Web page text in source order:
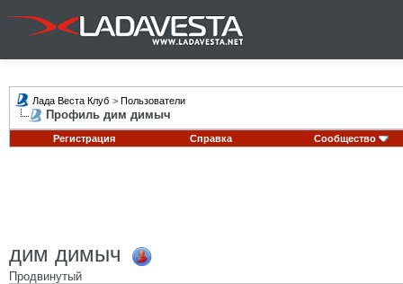
Лада Веста Клуб > Пользователи
Профиль дим димыч
Регистрация Справка Сообщество
дим димыч
Продвинутый